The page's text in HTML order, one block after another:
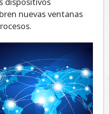
nuevas ventanas